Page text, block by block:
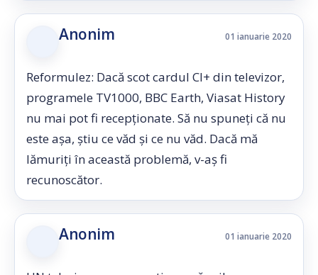
Anonim 01 ianuarie 2020
Reformulez: Dacă scot cardul CI+ din televizor,
programele TV1000, BBC Earth, Viasat History
nu mai pot fi recepționate. Să nu spuneți că nu
este așa, știu ce văd și ce nu văd. Dacă mă
lămuriți în această problemă, v-aș fi
recunoscător.
Anonim 01 ianuarie 2020